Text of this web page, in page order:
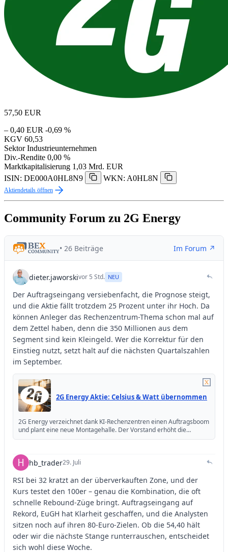
57,50 EUR
– 0,40 EUR -0,69 %
KGV 60,53
Sektor Industrieunternehmen
Div.-Rendite 0,00 %
Marktkapitalisierung 1,03 Mrd. EUR
ISIN: DE000A0HL8N9
WKN: A0HL8N
Aktiendetails öffnen
Community Forum zu 2G Energy